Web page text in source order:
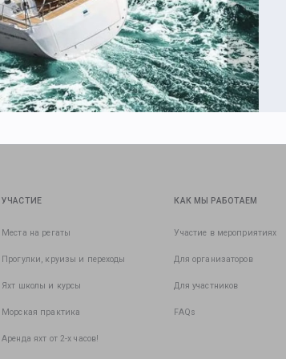
УЧАСТИЕ
Места на регаты
Прогулки, круизы и переходы
Яхт школы и курсы
Морская практика
Аренда яхт от 2-х часов!
КАК МЫ РАБОТАЕМ
Участие в мероприятиях
Для организаторов
Для участников
FAQs